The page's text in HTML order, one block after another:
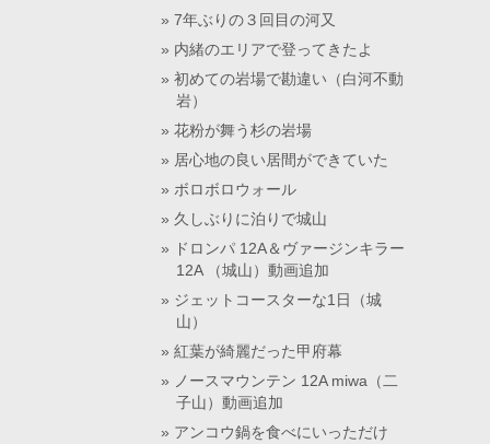
7年ぶりの３回目の河又
内緒のエリアで登ってきたよ
初めての岩場で勘違い（白河不動
岩）
花粉が舞う杉の岩場
居心地の良い居間ができていた
ボロボロウォール
久しぶりに泊りで城山
ドロンパ 12A＆ヴァージンキラー
12A （城山）動画追加
ジェットコースターな1日（城
山）
紅葉が綺麗だった甲府幕
ノースマウンテン 12A miwa（二
子山）動画追加
アンコウ鍋を食べにいっただけ